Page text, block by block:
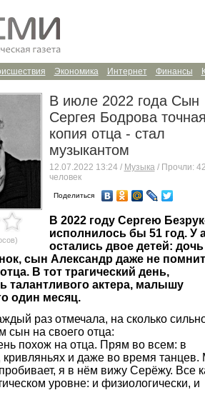
Финансы
Интернет
Экономика
В июле 2022 года Сын
Сергея Бодрова
копия отца - стал
музыкантом
12.07.2022 13:24 / Музыка/ Прочли:
человек
Поделиться
В 2022 году Сергею
исполнилось бы 51 год. У
остались двое детей:
сын Александр даже не помнит
В тот трагический день,
талантливого актера, малышу
один месяц.
раз отмечала, на сколько
сын на своего отца:
похож на отца. Прям во всем: в
кривляньях и даже во время танцев.
я в нём вижу Серёжу. Все
уровне: и физиологически, и